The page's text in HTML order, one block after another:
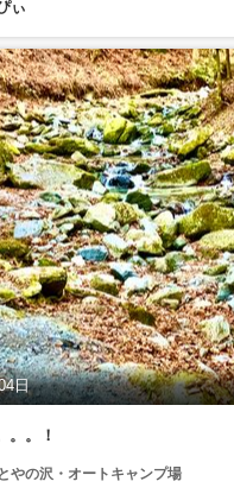
ぃ
日
。。！
やの沢・オートキャンプ場